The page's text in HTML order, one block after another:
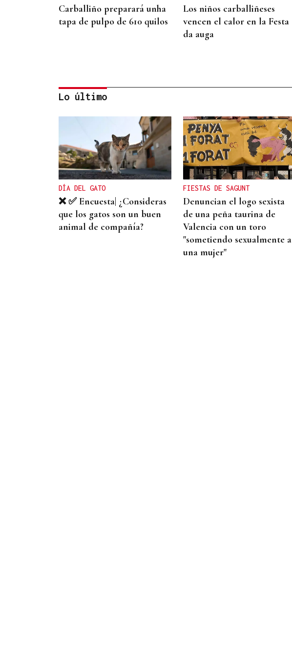
Carballiño preparará unha
tapa de pulpo de 610 quilos
Los niños carballiñeses
vencen el calor en la Festa
da auga
CRIMEN EN A GRANXA
La jueza insta al CHUO a
notificarle el alta de la
presunta matricida de O
Carballiño
Lo último
DÍA DEL GATO
❌ ✅ Encuesta| ¿Consideras
que los gatos son un buen
animal de compañía?
FIESTAS DE SAGUNT
Denuncian el logo sexista
de una peña taurina de
Valencia con un toro
"sometiendo sexualmente a
una mujer"